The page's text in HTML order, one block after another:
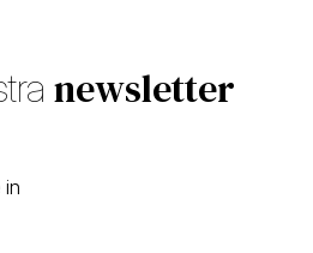
newsletter
in